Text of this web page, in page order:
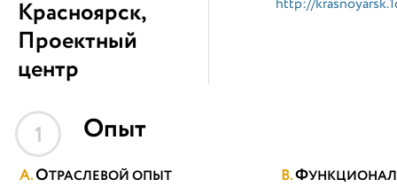
Красноярск,
Проектный
центр
1 Опыт
ОТРАСЛЕВОЙ ОПЫТ Ф